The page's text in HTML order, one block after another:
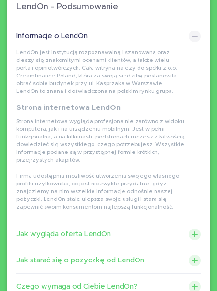
LendOn - Podsumowanie
Informacje o LendOn
LendOn jest instytucją rozpoznawalną i szanowaną oraz
cieszy się znakomitymi ocenami klientów, a także wielu
portali opiniotwórczych. Cała witryna należy do spółki z.o.o.
Creamfinance Poland, która za swoją siedzibę postanowiła
obrać sobie budynek przy ul. Kasprzaka w Warszawie.
LendOn to znana i doświadczona na polskim rynku grupa.
Strona internetowa LendOn
Strona internetowa wygląda profesjonalnie zarówno z widoku
komputera, jak i na urządzeniu mobilnym. Jest w pełni
funkcjonalna, a na kilkunastu podstronach możesz z łatwością
dowiedzieć się wszystkiego, czego potrzebujesz. Wszystkie
informacje podane są w przystępnej formie krótkich,
przejrzystych akapitów.
Firma udostępnia możliwość utworzenia swojego własnego
profilu użytkownika, co jest niezwykle przydatne, gdyż
znajdziemy na nim wszelkie informacje odnośnie naszej
pożyczki. LendOn stale ulepsza swoje usługi i stara się
zapewnić swoim konsumentom najlepszą funkcjonalność.
Jak wygląda oferta LendOn
Jak starać się o pożyczkę od LendOn
Czego wymaga od Ciebie LendOn?